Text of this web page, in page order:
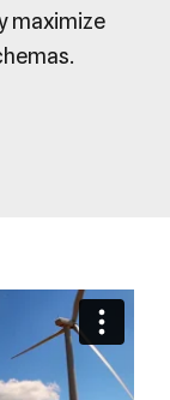
maximize